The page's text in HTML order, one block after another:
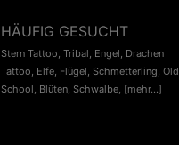
HÄUFIG GESUCHT
Stern Tattoo, Tribal, Engel, Drachen
Tattoo, Elfe, Flügel, Schmetterling, Old
School, Blüten, Schwalbe, [mehr...]